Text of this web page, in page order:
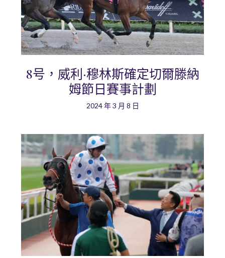
8号，威利·穆林斯確定切爾滕納
姆節日賽事計劃
2024 年 3 月 8 日